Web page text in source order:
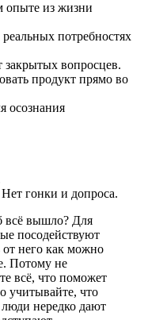
опыте из жизни
потребностях
вопросцев.
продукт прямо во
осознания
гонки и допроса.
всё вышло? Для
посодействуют
от него как можно
Потому не
всё, что поможет
учитывайте, что
нередко дают